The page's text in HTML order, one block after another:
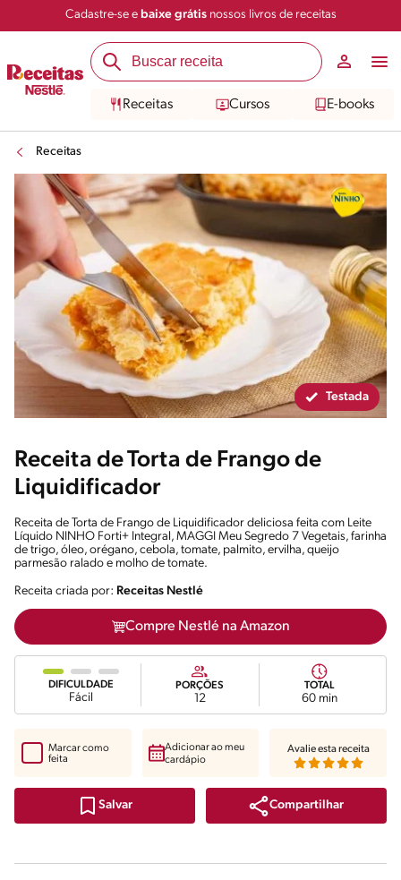
Cadastre-se e baixe grátisnossos livros de receitas
Receitas Cursos E-books
Receitas
Salvar Compartilhar
Testada
Receita de Torta de Frango de
Liquidificador
Receita de Torta de Frango de Liquidificador deliciosa feita com Leite
Líquido NINHO Forti+ Integral, MAGGI Meu Segredo 7 Vegetais, farinha
de trigo, óleo, orégano, cebola, tomate, palmito, ervilha, queijo
parmesão ralado e molho de tomate.
Receita criada por: Receitas Nestlé
Compre Nestlé na Amazon
DIFICULDADE
Fácil
PORÇÕES
12
TOTAL
60 min
Salvar Compartilhar
Marcar como
feita
Adicionar ao meu
cardápio
Avalie esta receita